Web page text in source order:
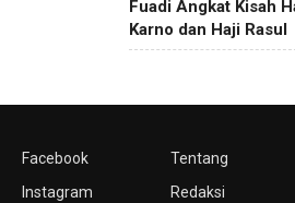
Fuadi Angkat Kisah
Karno dan Haji Rasul
Facebook
Instagram
Tentang
Redaksi